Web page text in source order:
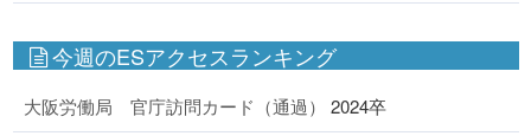
今週のESアクセスランキング
大阪労働局 官庁訪問カード（通過） 2024卒